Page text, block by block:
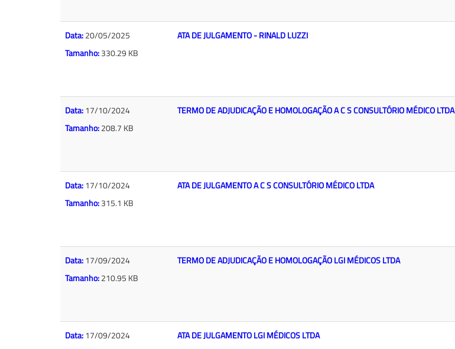
Data:20/05/2025
Tamanho:330.29 KB
ATA DE JULGAMENTO - RINALD LUZZI
Data:17/10/2024
Tamanho:208.7 KB
TERMO DE ADJUDICAÇÃO E HOMOLOGAÇÃO A C S CONSULTÓRIO MÉDICO LTDA
Data:17/10/2024
Tamanho:315.1 KB
ATA DE JULGAMENTO A C S CONSULTÓRIO MÉDICO LTDA
Data:17/09/2024
Tamanho:210.95 KB
TERMO DE ADJUDICAÇÃO E HOMOLOGAÇÃO LGI MÉDICOS LTDA
Data:17/09/2024
ATA DE JULGAMENTO LGI MÉDICOS LTDA